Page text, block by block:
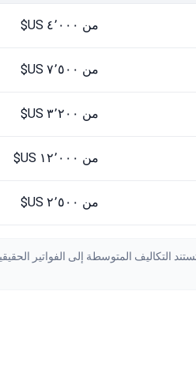
من ٤٬٠٠٠ US$
من ٧٬٥٠٠ US$
من ٣٬٢٠٠ US$
من ١٢٬٠٠٠ US$
من ٢٬٥٠٠ US$